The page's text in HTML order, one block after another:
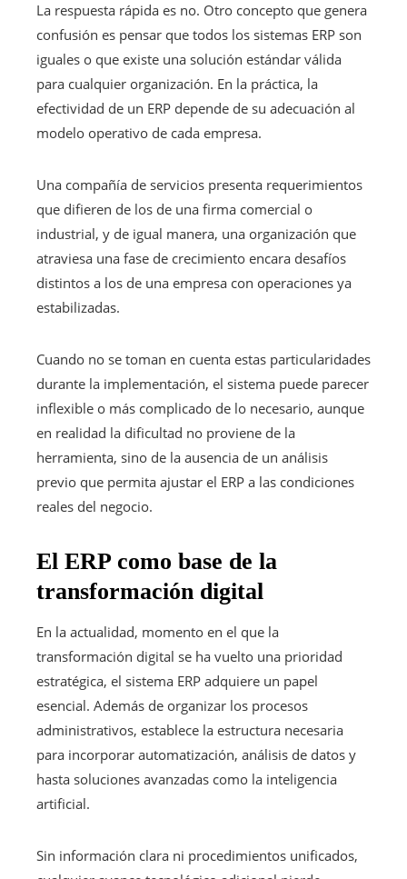
La respuesta rápida es no. Otro concepto que genera
confusión es pensar que todos los sistemas ERP son
iguales o que existe una solución estándar válida
para cualquier organización. En la práctica, la
efectividad de un ERP depende de su adecuación al
modelo operativo de cada empresa.
Una compañía de servicios presenta requerimientos
que difieren de los de una firma comercial o
industrial, y de igual manera, una organización que
atraviesa una fase de crecimiento encara desafíos
distintos a los de una empresa con operaciones ya
estabilizadas.
Cuando no se toman en cuenta estas particularidades
durante la implementación, el sistema puede parecer
inflexible o más complicado de lo necesario, aunque
en realidad la dificultad no proviene de la
herramienta, sino de la ausencia de un análisis
previo que permita ajustar el ERP a las condiciones
reales del negocio.
El ERP como base de la
transformación digital
En la actualidad, momento en el que la
transformación digital se ha vuelto una prioridad
estratégica, el sistema ERP adquiere un papel
esencial. Además de organizar los procesos
administrativos, establece la estructura necesaria
para incorporar automatización, análisis de datos y
hasta soluciones avanzadas como la inteligencia
artificial.
Sin información clara ni procedimientos unificados,